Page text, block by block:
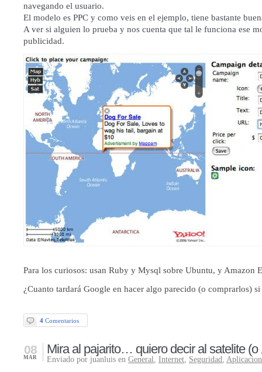
navegando el usuario.
El modelo es PPC y como veis en el ejemplo, tiene bastante
A ver si alguien lo prueba y nos cuenta que tal le funciona ese
publicidad.
Para los curiosos: usan Ruby y Mysql sobre Ubuntu, y Amazon
¿Cuanto tardará Google en hacer algo parecido (o comprarlos)
4 Comentarios
Mira al pajarito… quiero decir al satelite (o
08
MAR Enviado por juanluis en General, Internet, Seguridad,